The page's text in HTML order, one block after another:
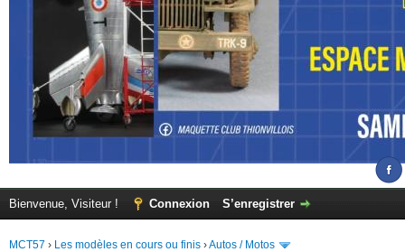
Bienvenue, Visiteur ! Connexion S’enregistrer
MCT57 › Les modèles en cours ou finis ›Autos / Motos